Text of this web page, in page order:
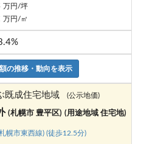
万円/坪
万円/㎡
の推移・動向を表示
既成住宅地域 (公示地価)
(札幌市 豊平区) (用途地域 住宅地)
幌市東西線) (徒歩12.5分)